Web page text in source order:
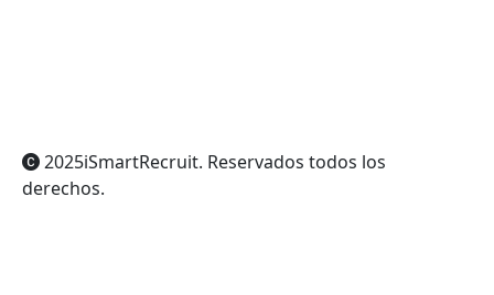
2025iSmartRecruit. Reservados todos los
derechos.